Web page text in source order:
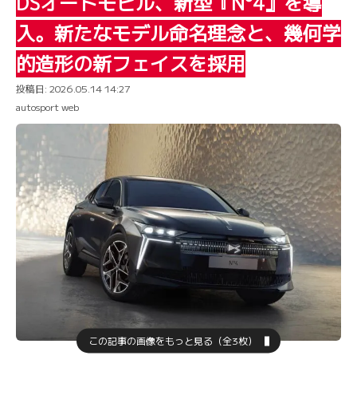
入。新たなモデル命名理念と、幾何学
的造形の新フェイスを採用
投稿日: 2026.05.14 14:27
autosport web
この記事の画像をもっと見る（全3枚）